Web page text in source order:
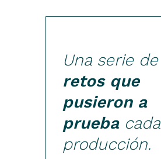
Una serie de
retos que
pusieron a
pruebacada
producción.